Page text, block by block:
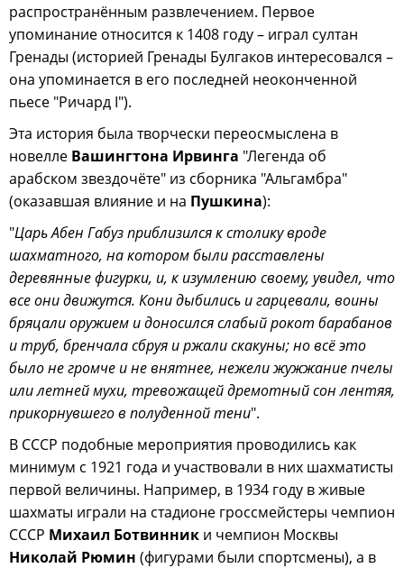
распространённым развлечением. Первое
упоминание относится к 1408 году – играл султан
Гренады (историей Гренады Булгаков интересовался –
она упоминается в его последней неоконченной
пьесе "Ричард I").
Эта история была творчески переосмыслена в
новелле Вашингтона Ирвинга "Легенда об
арабском звездочёте" из сборника "Альгамбра"
(оказавшая влияние и на Пушкина):
"Царь Абен Габуз приблизился к столику вроде
шахматного, на котором были расставлены
деревянные фигурки, и, к изумлению своему, увидел, что
все они движутся. Кони дыбились и гарцевали, воины
бряцали оружием и доносился слабый рокот барабанов
и труб, бренчала сбруя и ржали скакуны; но всё это
было не громче и не внятнее, нежели жужжание пчелы
или летней мухи, тревожащей дремотный сон лентяя,
прикорнувшего в полуденной тени".
В СССР подобные мероприятия проводились как
минимум с 1921 года и участвовали в них шахматисты
первой величины. Например, в 1934 году в живые
шахматы играли на стадионе гроссмейстеры чемпион
СССР Михаил Ботвинник и чемпион Москвы
Николай Рюмин (фигурами были спортсмены), а в